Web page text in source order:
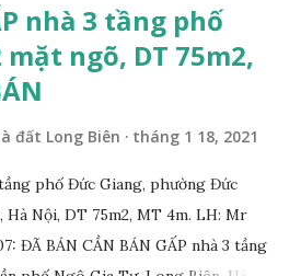
nhà 3 tầng phố
ngõ, DT 75m2,
đất Long Biên tháng 1 18, 2021
phố Đức Giang, phường Đức
Hà Nội, DT 75m2, MT 4m. LH: Mr
ĐÃ BÁN CẦN BÁN GẤP nhà 3 tầng